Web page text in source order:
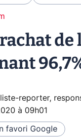
de
reporter,
à 09h01
favori Google